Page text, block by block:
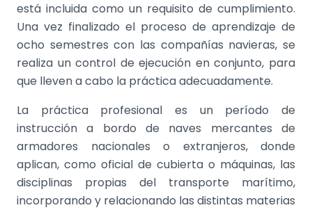
está incluida como un requisito de cumplimiento.
Una vez finalizado el proceso de aprendizaje de
ocho semestres con las compañías navieras, se
realiza un control de ejecución en conjunto, para
que lleven a cabo la práctica adecuadamente.
La práctica profesional es un período de
instrucción a bordo de naves mercantes de
armadores nacionales o extranjeros, donde
aplican, como oficial de cubierta o máquinas, las
disciplinas propias del transporte marítimo,
incorporando y relacionando las distintas materias